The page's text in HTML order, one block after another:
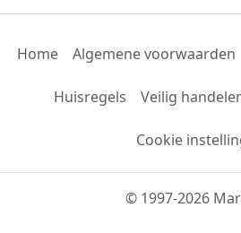
Home Algemene voorwaarden
Huisregels Veilig
Cookie
© 1997-2026